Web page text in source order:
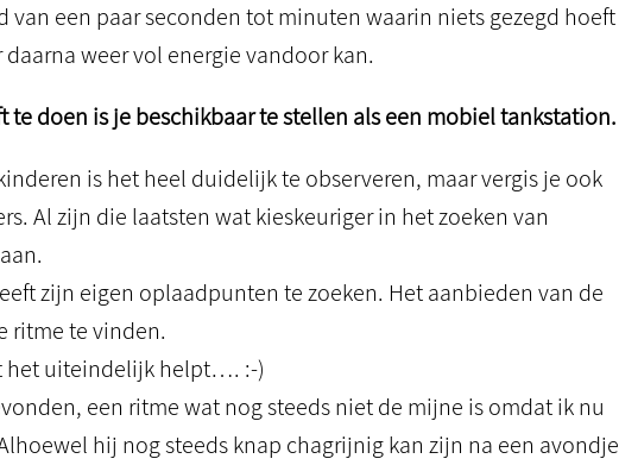
van een paar seconden tot minuten waarin niets gezegd hoeft
weer vol energie vandoor kan.
te doen is je beschikbaar te stellen als een mobiel tankstation.
is het heel duidelijk te observeren, maar vergis je ook
Al zijn die laatsten wat kieskeuriger in het zoeken van
zijn eigen oplaadpunten te zoeken. Het aanbieden van de
ritme te vinden.
het uiteindelijk helpt…. :-)
een ritme wat nog steeds niet de mijne is omdat ik nu
hij nog steeds knap chagrijnig kan zijn na een avondje